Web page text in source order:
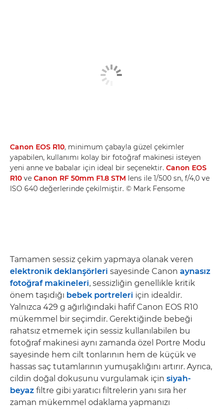
Canon EOS R10, minimum çabayla güzel çekimler
yapabilen, kullanımı kolay bir fotoğraf makinesi isteyen
yeni anne ve babalar için ideal bir seçenektir. Canon EOS
R10 ve Canon RF 50mm F1.8 STM lens ile 1/500 sn, f/4,0 ve
ISO 640 değerlerinde çekilmiştir. © Mark Fensome
Tamamen sessiz çekim yapmaya olanak veren
elektronik deklanşörleri sayesinde Canon aynasız
fotoğraf makineleri, sessizliğin genellikle kritik
önem taşıdığı bebek portreleri için idealdir.
Yalnızca 429 g ağırlığındaki hafif Canon EOS R10
mükemmel bir seçimdir. Gerektiğinde bebeği
rahatsız etmemek için sessiz kullanılabilen bu
fotoğraf makinesi aynı zamanda özel Portre Modu
sayesinde hem cilt tonlarının hem de küçük ve
hassas saç tutamlarının yumuşaklığını artırır. Ayrıca,
cildin doğal dokusunu vurgulamak için siyah-
beyaz filtre gibi yaratıcı filtrelerin yanı sıra her
zaman mükemmel odaklama yapmanızı